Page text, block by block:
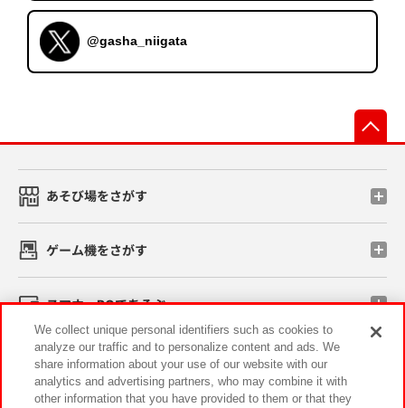
@gasha_niigata
あそび場をさがす
ゲーム機をさがす
スマホ・PCであそぶ
イベント・キャンペーン
We collect unique personal identifiers such as cookies to
analyze our traffic and to personalize content and ads. We
share information about your use of our website with our
analytics and advertising partners, who may combine it with
other information that you have provided to them or that they